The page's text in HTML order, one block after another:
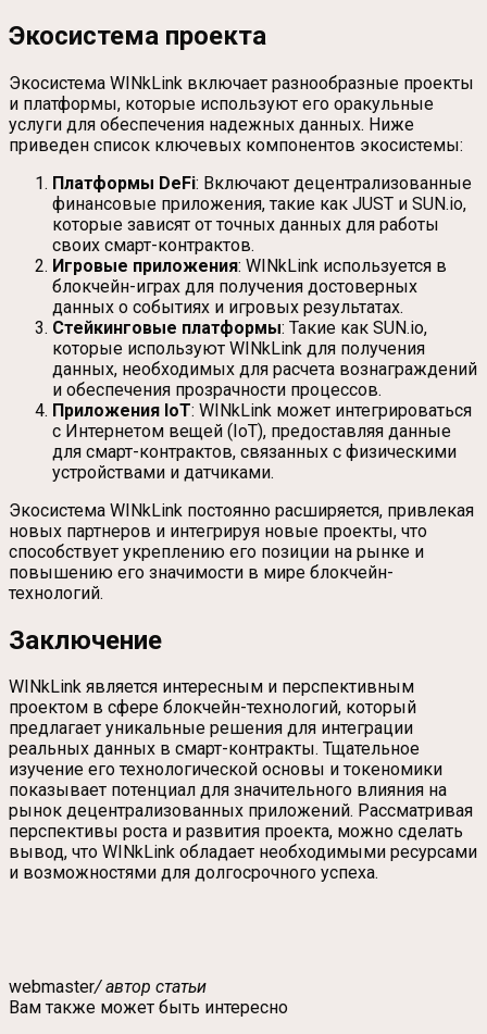
Экосистема проекта
Экосистема WINkLink включает разнообразные проекты
и платформы, которые используют его оракульные
услуги для обеспечения надежных данных. Ниже
приведен список ключевых компонентов экосистемы:
Платформы DeFi: Включают децентрализованные
финансовые приложения, такие как JUST и SUN.io,
которые зависят от точных данных для работы
своих смарт-контрактов.
Игровые приложения: WINkLink используется в
блокчейн-играх для получения достоверных
данных о событиях и игровых результатах.
Стейкинговые платформы: Такие как SUN.io,
которые используют WINkLink для получения
данных, необходимых для расчета вознаграждений
и обеспечения прозрачности процессов.
Приложения IoT: WINkLink может интегрироваться
с Интернетом вещей (IoT), предоставляя данные
для смарт-контрактов, связанных с физическими
устройствами и датчиками.
Экосистема WINkLink постоянно расширяется, привлекая
новых партнеров и интегрируя новые проекты, что
способствует укреплению его позиции на рынке и
повышению его значимости в мире блокчейн-
технологий.
Заключение
WINkLink является интересным и перспективным
проектом в сфере блокчейн-технологий, который
предлагает уникальные решения для интеграции
реальных данных в смарт-контракты. Тщательное
изучение его технологической основы и токеномики
показывает потенциал для значительного влияния на
рынок децентрализованных приложений. Рассматривая
перспективы роста и развития проекта, можно сделать
вывод, что WINkLink обладает необходимыми ресурсами
и возможностями для долгосрочного успеха.
webmaster/ автор статьи
Вам также может быть интересно